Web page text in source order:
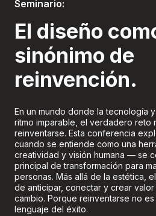
Seminario:
El diseño
sinónimo de
reinvención.
En un mundo donde la tecnología
ritmo imparable, el verdadero reto
reinventarse. Esta conferencia
cuando se entiende como una
creatividad y visión humana — se
principal de transformación para
personas. Más allá de la estética,
de anticipar, conectar y crear
cambio. Porque reinventarse no
lenguaje del éxito.